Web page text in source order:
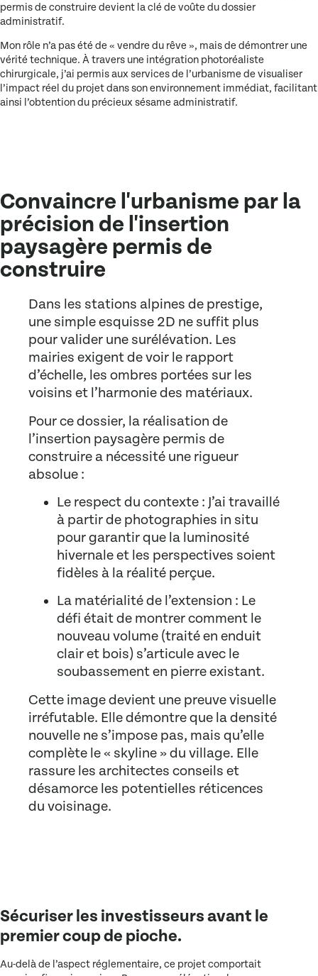
permis de construiredevient la clé de voûte du dossier
administratif.
Mon rôle n’a pas été de « vendre du rêve », mais dedémontrer une
vérité technique. À travers une intégration photoréaliste
chirurgicale, j’ai permis aux services de l’urbanisme de visualiser
l’impact réel du projet dans son environnement immédiat, facilitant
ainsi l’obtention du précieux sésame administratif.
Convaincre l'urbanisme par la
précision de l'insertion
paysagère permis de
construire
Dans les stations alpines de prestige,
une simple esquisse 2D ne suffit plus
pour valider une surélévation. Les
mairies exigent de voir le rapport
d’échelle, les ombres portées sur les
voisins et l’harmonie des matériaux.
Pour ce dossier, la réalisation de
l’insertion paysagère permis de
construire a nécessité une rigueur
absolue :
Le respect du contexte : J’ai travaillé
à partir de photographies in situ
pour garantir que la luminosité
hivernale et les perspectives soient
fidèles à la réalité perçue.
La matérialité de l’extension : Le
défi était de montrer comment le
nouveau volume (traité en enduit
clair et bois) s’articule avec le
soubassement en pierre existant.
Cette image devient une preuve visuelle
irréfutable. Elle démontre que la densité
nouvelle ne s’impose pas, mais qu’elle
complète le « skyline » du village. Elle
rassure les architectes conseils et
désamorce les potentielles réticences
du voisinage.
Sécuriser les investisseurs avant le
premier coup de pioche.
Au-delà de l’aspect réglementaire, ce projet comportait